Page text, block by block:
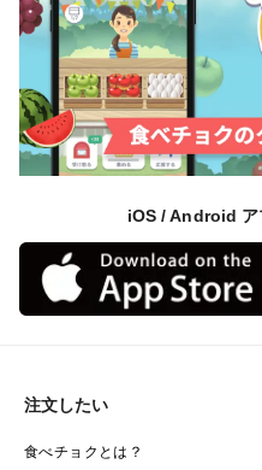
iOS / Android ア
注文したい
食べチョクとは？